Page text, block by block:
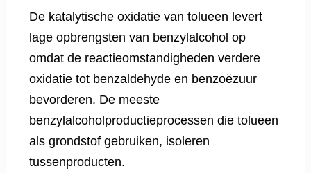
De katalytische oxidatie van tolueen levert
lage opbrengsten van benzylalcohol op
omdat de reactieomstandigheden verdere
oxidatie tot benzaldehyde en benzoëzuur
bevorderen. De meeste
benzylalcoholproductieprocessen die tolueen
als grondstof gebruiken, isoleren
tussenproducten.